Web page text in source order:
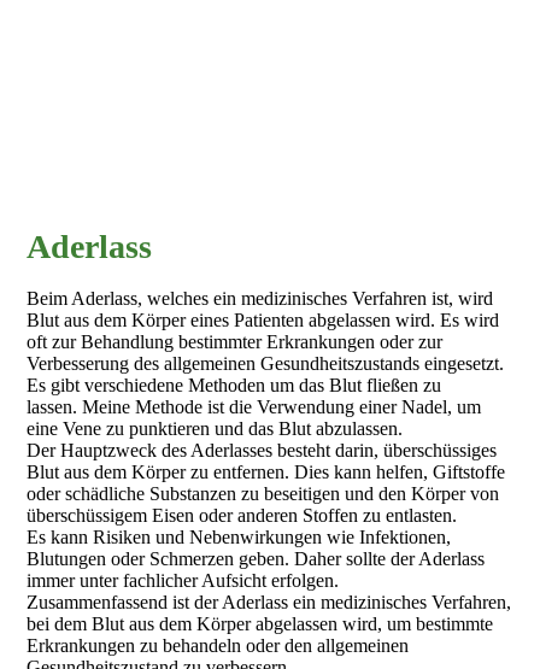
Aderlass
Beim Aderlass, welches ein medizinisches Verfahren ist, wird
Blut aus dem Körper eines Patienten abgelassen wird. Es wird
oft zur Behandlung bestimmter Erkrankungen oder zur
Verbesserung des allgemeinen Gesundheitszustands eingesetzt.
Es gibt verschiedene Methoden um das Blut fließen zu
lassen. Meine Methode ist die Verwendung einer Nadel, um
eine Vene zu punktieren und das Blut abzulassen.
Der Hauptzweck des Aderlasses besteht darin, überschüssiges
Blut aus dem Körper zu entfernen. Dies kann helfen, Giftstoffe
oder schädliche Substanzen zu beseitigen und den Körper von
überschüssigem Eisen oder anderen Stoffen zu entlasten.
Es kann Risiken und Nebenwirkungen wie Infektionen,
Blutungen oder Schmerzen geben. Daher sollte der Aderlass
immer unter fachlicher Aufsicht erfolgen.
Zusammenfassend ist der Aderlass ein medizinisches Verfahren,
bei dem Blut aus dem Körper abgelassen wird, um bestimmte
Erkrankungen zu behandeln oder den allgemeinen